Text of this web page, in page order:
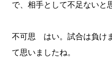
で、相手として不足ないと
不可思 はい。試合は負け
て思いましたね。